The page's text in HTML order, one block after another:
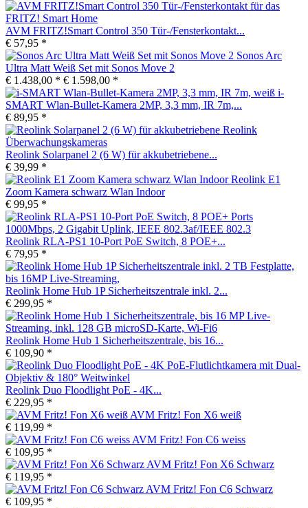
AVM FRITZ!Smart Control 350 Tür-/Fensterkontakt...
€ 57,95 *
Sonos Arc
Ultra Matt Weiß Set mit Sonos Move 2
€ 1.438,00 * € 1.598,00 *
i-
SMART Wlan-Bullet-Kamera 2MP, 3,3 mm, IR 7m,...
€ 89,95 *
Reolink Solarpanel 2 (6 W) für akkubetriebene...
€ 39,99 *
Reolink E1
Zoom Kamera schwarz Wlan Indoor
€ 99,95 *
Reolink RLA-PS1 10-Port PoE Switch, 8 POE+...
€ 79,95 *
Reolink Home Hub 1P Sicherheitszentrale inkl. 2...
€ 299,95 *
Reolink Home Hub 1 Sicherheitszentrale, bis 16...
€ 109,90 *
Reolink Duo Floodlight PoE - 4K...
€ 229,95 *
AVM Fritz! Fon X6 weiß
€ 119,99 *
AVM Fritz! Fon C6 weiss
€ 109,95 *
AVM Fritz! Fon X6 Schwarz
€ 119,95 *
AVM Fritz! Fon C6 Schwarz
€ 109,95 *